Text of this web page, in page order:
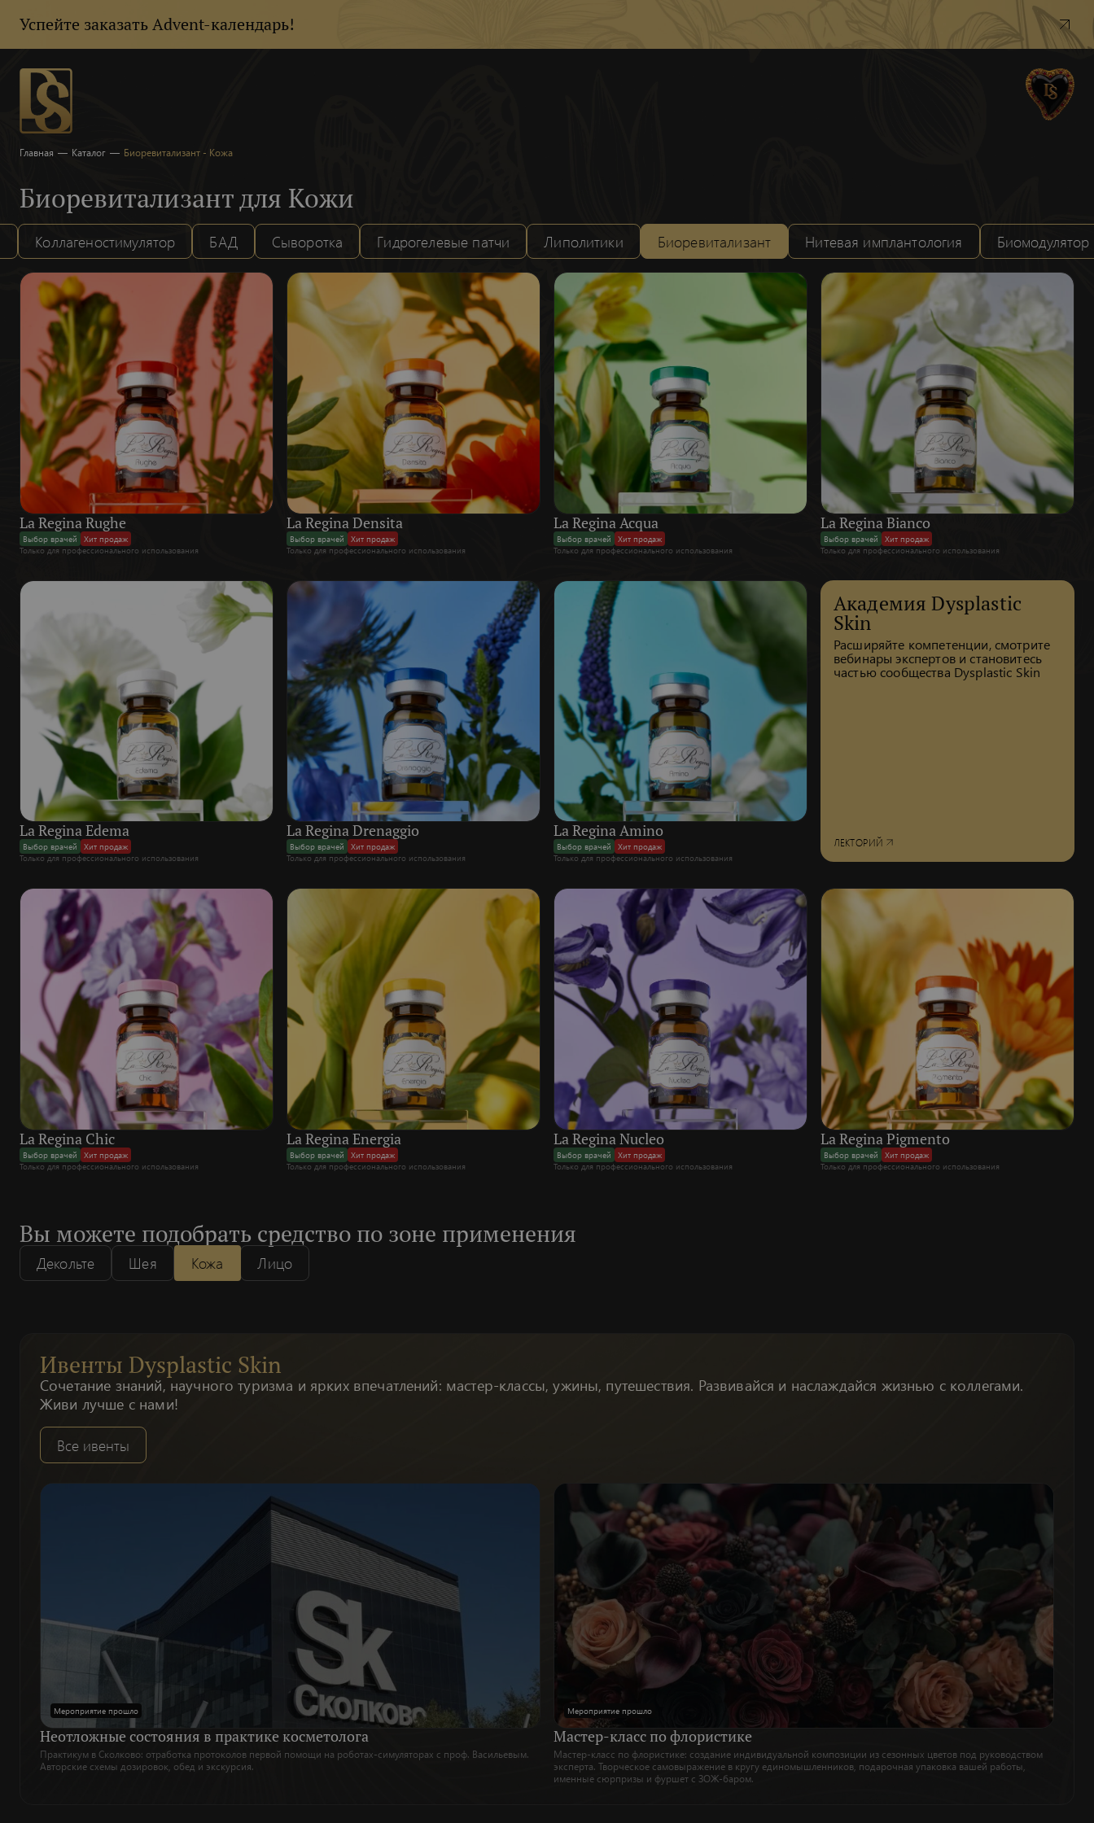
Успейте заказать Advent-календарь!
Главная — Каталог — Биоревитализант - Кожа
Биоревитализант для Кожи
Коллагеностимулятор БАД Сыворотка Гидрогелевые патчи Липолитики Биоревитализант Нитевая имплантология Биомодулятор
La Regina Rughe
Выбор врачей
Хит продаж
Только для профессионального использования
La Regina Densita
Выбор врачей
Хит продаж
Только для профессионального использования
La Regina Acqua
Выбор врачей
Хит продаж
Только для профессионального использования
La Regina Bianco
Выбор врачей
Хит продаж
Только для профессионального использования
La Regina Edema
Выбор врачей
Хит продаж
Только для профессионального использования
La Regina Drenaggio
Выбор врачей
Хит продаж
Только для профессионального использования
La Regina Amino
Выбор врачей
Хит продаж
Только для профессионального использования
Академия Dysplastic
Skin
Расширяйте компетенции, смотрите
вебинары экспертов и становитесь
частью сообщества Dysplastic Skin
ЛЕКТОРИЙ
La Regina Chic
Выбор врачей
Хит продаж
Только для профессионального использования
La Regina Energia
Выбор врачей
Хит продаж
Только для профессионального использования
La Regina Nucleo
Выбор врачей
Хит продаж
Только для профессионального использования
La Regina Pigmento
Выбор врачей
Хит продаж
Только для профессионального использования
Вы можете подобрать средство по зоне применения
Декольте Шея Кожа Лицо
Ивенты Dysplastic Skin
Сочетание знаний, научного туризма и ярких впечатлений: мастер-классы, ужины, путешествия. Развивайся и наслаждайся жизнью с коллегами.
Живи лучше с нами!
Все ивенты
Мероприятие прошло
Неотложные состояния в практике косметолога
Практикум в Сколково: отработка протоколов первой помощи на роботах-симуляторах с проф. Васильевым.
Авторские схемы дозировок, обед и экскурсия.
Мероприятие прошло
Мастер-класс по флористике
Мастер-класс по флористике: создание индивидуальной композиции из сезонных цветов под руководством
эксперта. Творческое самовыражение в кругу единомышленников, подарочная упаковка вашей работы,
именные сюрпризы и фуршет с ЗОЖ-баром.